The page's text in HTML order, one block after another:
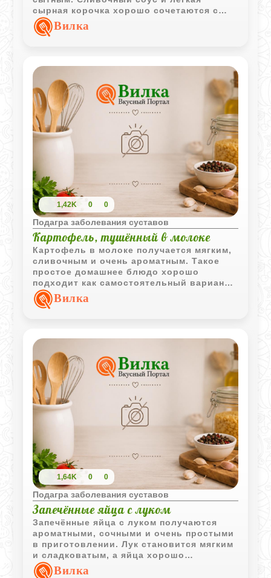
сырная корочка хорошо сочетаются с
рыбой и макаронами.
Вилка
1,42K 0 0
Подагра заболевания суставов
Картофель, тушённый в молоке
Картофель в молоке получается мягким,
сливочным и очень ароматным. Такое
простое домашнее блюдо хорошо
подходит как самостоятельный вариант
или лёгкий гарнир.
Вилка
1,64K 0 0
Подагра заболевания суставов
Запечённые яйца с луком
Запечённые яйца с луком получаются
ароматными, сочными и очень простыми
в приготовлении. Лук становится мягким
и сладковатым, а яйца хорошо
дополняют вкус блюда.
Вилка